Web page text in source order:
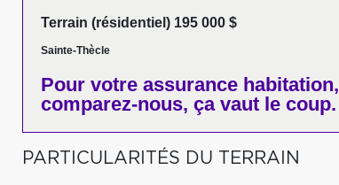
Terrain (résidentiel) 195 000 $
Sainte-Thècle
Pour votre assurance habitation,
comparez-nous, ça vaut le coup.
PARTICULARITÉS DU TERRAIN